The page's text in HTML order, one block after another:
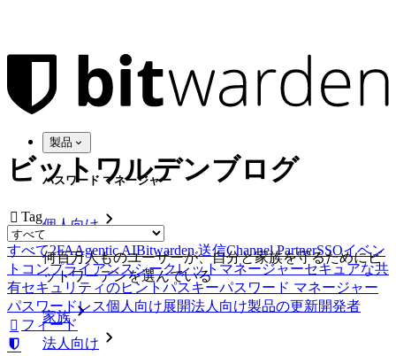
製品
パスワード マネージャー
個人向け
何百万人ものユーザーが、自分と家族を守るためにビ
ットワーデンを選んでいる
家族
法人向け
ビットワルデンブログ
 Tag
すべて2FAAgentic AIBitwarden 送信Channel PartnerSSOイベン
ト コンプライアンスシークレットマネージャーセキュアな共
有セキュリティのヒント パスキーパスワード マネージャー
パスワードレス個人向け展開法人向け製品の更新開発者
 フィード